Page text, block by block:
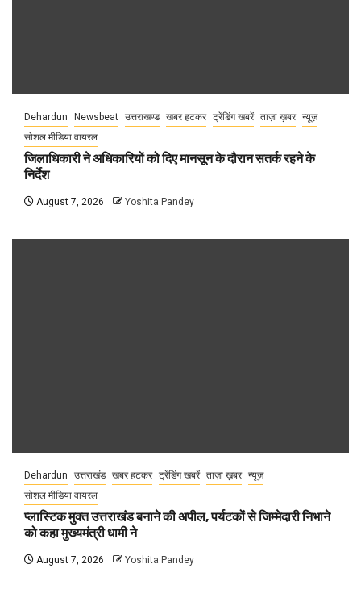
Dehardun Newsbeat उत्तराखण्ड खबर हटकर ट्रेंडिंग खबरें ताज़ा ख़बर न्यूज़
सोशल मीडिया वायरल
जिलाधिकारी ने अधिकारियों को दिए मानसून के दौरान सतर्क रहने के
निर्देश
August 7, 2026 Yoshita Pandey
Dehardun उत्तराखंड खबर हटकर ट्रेंडिंग खबरें ताज़ा ख़बर न्यूज़
सोशल मीडिया वायरल
प्लास्टिक मुक्त उत्तराखंड बनाने की अपील, पर्यटकों से जिम्मेदारी निभाने
को कहा मुख्यमंत्री धामी ने
August 7, 2026 Yoshita Pandey